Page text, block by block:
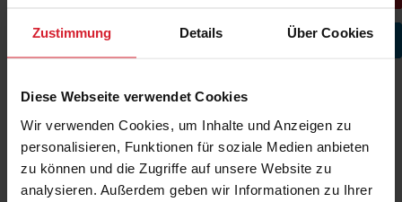
Zustimmung Details Über Cookies
Diese Webseite verwendet Cookies
Wir verwenden Cookies, um Inhalte und Anzeigen zu
personalisieren, Funktionen für soziale Medien anbieten
zu können und die Zugriffe auf unsere Website zu
analysieren. Außerdem geben wir Informationen zu Ihrer
4,9 von 5
Exam preparation
4,6 von 5
Total satisfaction
TRAINING PRICE